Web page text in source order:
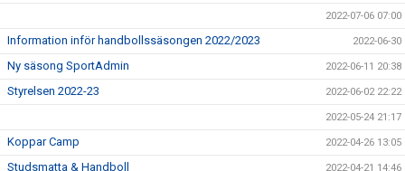
2022-07-06 07:00
Information inför handbollssäsongen 2022/2023 2022-06-30
Ny säsong SportAdmin 2022-06-11 20:38
Styrelsen 2022-23 2022-06-02 22:22
2022-05-24 21:17
Koppar Camp 2022-04-26 13:05
Studsmatta & Handboll 2022-04-21 14:46